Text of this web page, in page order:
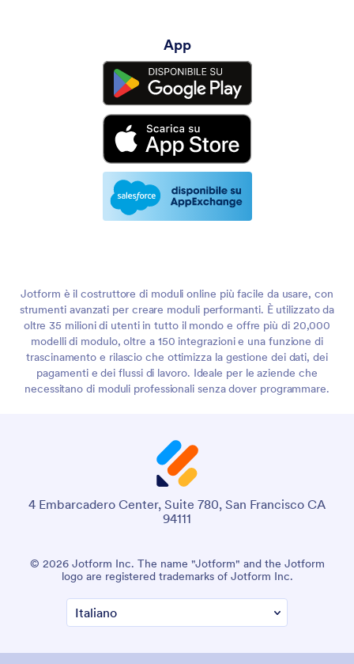
App
Jotform è il costruttore di moduli online più facile da usare, con
strumenti avanzati per creare moduli performanti. È utilizzato da
oltre 35 milioni di utenti in tutto il mondo e offre più di 20,000
modelli di modulo, oltre a 150 integrazioni e una funzione di
trascinamento e rilascio che ottimizza la gestione dei dati, dei
pagamenti e dei flussi di lavoro. Ideale per le aziende che
necessitano di moduli professionali senza dover programmare.
4 Embarcadero Center, Suite 780, San Francisco CA
94111
© 2026 Jotform Inc. The name "Jotform" and the Jotform
logo are registered trademarks of Jotform Inc.